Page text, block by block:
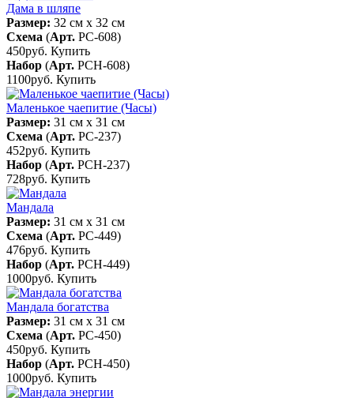
Дама в шляпе
Размер: 32 см x 32 см
Схема (Арт. РС-608)
450руб. Купить
Набор (Арт. РСН-608)
1100руб. Купить
Маленькое чаепитие (Часы)
Размер: 31 см x 31 см
Схема (Арт. РС-237)
452руб. Купить
Набор (Арт. РСН-237)
728руб. Купить
Мандала
Размер: 31 см x 31 см
Схема (Арт. РС-449)
476руб. Купить
Набор (Арт. РСН-449)
1000руб. Купить
Мандала богатства
Размер: 31 см x 31 см
Схема (Арт. РС-450)
450руб. Купить
Набор (Арт. РСН-450)
1000руб. Купить